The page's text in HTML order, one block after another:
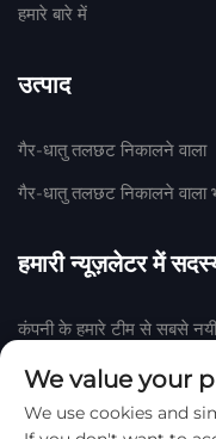
हमारे बारे में
उत्पाद
गैर-धातु तलछट निकालने वाला
गैर-धातु तलछट निकालने वाला
हमारी न्यूज़लेटर में
कंपनी के हमारे टीम से सबसे नयी
We value your
We use cookies and